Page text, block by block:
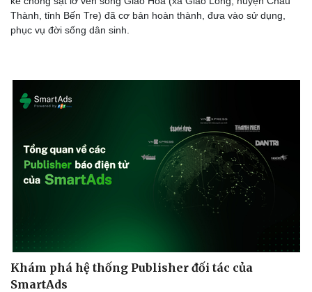
Doanh nghiệp 24h
Chuyển đổi số
Thành, tỉnh Bến Tre) đã cơ bản hoàn thành, đưa vào sử dụng,
phục vụ đời sống dân sinh.
Khám phá hệ thống Publisher đối tác của
SmartAds